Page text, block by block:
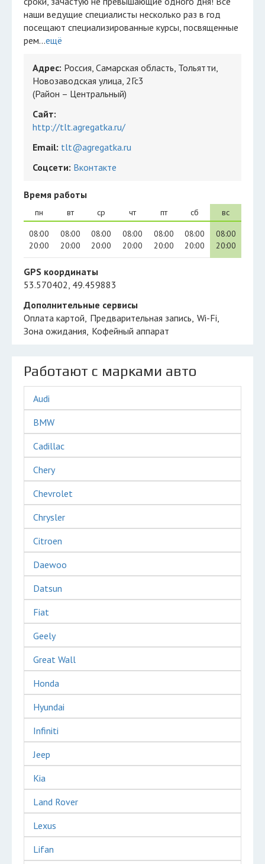
наши ведущие специалисты несколько раз в год
посещают специализированные курсы, посвященные
рем...ещё
Адрес: Россия, Самарская область, Тольятти,
Новозаводская улица, 2Гс3
(Район – Центральный)
Сайт:
http://tlt.agregatka.ru/
Email: tlt@agregatka.ru
Соцсети: Вконтакте
Время работы
пн
08:00
20:00
вт
08:00
20:00
ср
08:00
20:00
чт
08:00
20:00
пт
08:00
20:00
сб
08:00
20:00
вс
08:00
20:00
GPS координаты
53.570402, 49.459883
Дополнительные сервисы
Оплата картой Предварительная запись Wi-Fi
Зона ожидания Кофейный аппарат
Работают с марками авто
Audi
BMW
Cadillac
Chery
Chevrolet
Chrysler
Citroen
Daewoo
Datsun
Fiat
Geely
Great Wall
Honda
Hyundai
Infiniti
Jeep
Kia
Land Rover
Lexus
Lifan